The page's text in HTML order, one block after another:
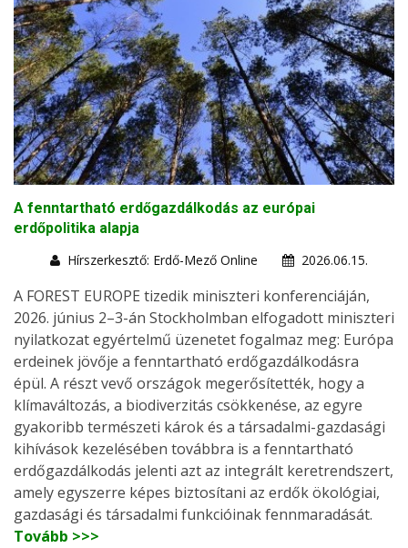
A fenntartható erdőgazdálkodás az európai
erdőpolitika alapja
Hírszerkesztő: Erdő-Mező Online
2026.06.15.
A FOREST EUROPE tizedik miniszteri konferenciáján,
2026. június 2–3-án Stockholmban elfogadott miniszteri
nyilatkozat egyértelmű üzenetet fogalmaz meg: Európa
erdeinek jövője a fenntartható erdőgazdálkodásra
épül. A részt vevő országok megerősítették, hogy a
klímaváltozás, a biodiverzitás csökkenése, az egyre
gyakoribb természeti károk és a társadalmi-gazdasági
kihívások kezelésében továbbra is a fenntartható
erdőgazdálkodás jelenti azt az integrált keretrendszert,
amely egyszerre képes biztosítani az erdők ökológiai,
gazdasági és társadalmi funkcióinak fennmaradását.
Tovább >>>